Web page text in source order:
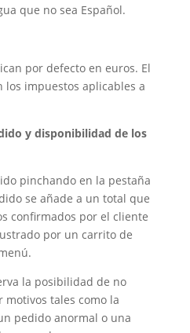
que no sea Español.
por defecto en euros. El
impuestos aplicables a
y disponibilidad de los
pinchando en la pestaña
se añade a un total que
confirmados por el cliente
por un carrito de
la posibilidad de no
tales como la
pedido anormal o una